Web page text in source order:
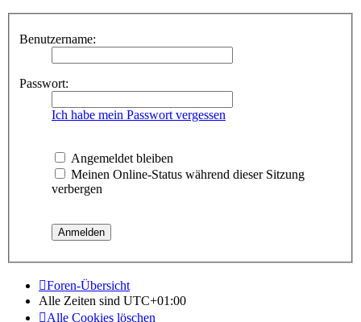
Benutzername:
Passwort:
Ich habe mein Passwort vergessen
Angemeldet bleiben
Meinen Online-Status während dieser Sitzung
verbergen
Foren-Übersicht
Alle Zeiten sind UTC+01:00
Alle Cookies löschen